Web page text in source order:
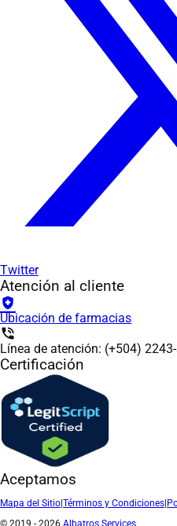
Twitter
Atención al cliente
health_and_safety
Ubicación de farmacias
phone_in_talk
Línea de atención: (+504)
Certificación
Aceptamos
Mapa del Sitio|Términos y Condiciones|
© 2019 - 2026 Albatros Services